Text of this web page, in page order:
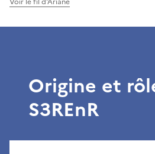
Origine et
S3REnR